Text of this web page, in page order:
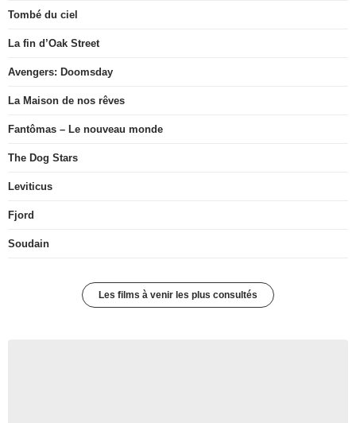
Tombé du ciel
La fin d’Oak Street
Avengers: Doomsday
La Maison de nos rêves
Fantômas – Le nouveau monde
The Dog Stars
Leviticus
Fjord
Soudain
Les films à venir les plus consultés